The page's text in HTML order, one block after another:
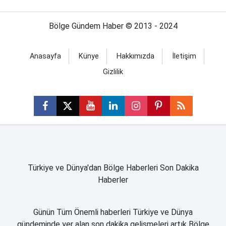
Bölge Gündem Haber © 2013 - 2024
Anasayfa Künye Hakkımızda
İletişim
Gizlilik
Türkiye ve Dünya'dan Bölge Haberleri Son Dakika
Haberler
Günün Tüm Önemli haberleri Türkiye ve Dünya